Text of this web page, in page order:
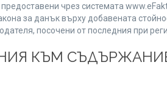
чрез системата
за данък върху добавената
посочени от последния при
КЪМ